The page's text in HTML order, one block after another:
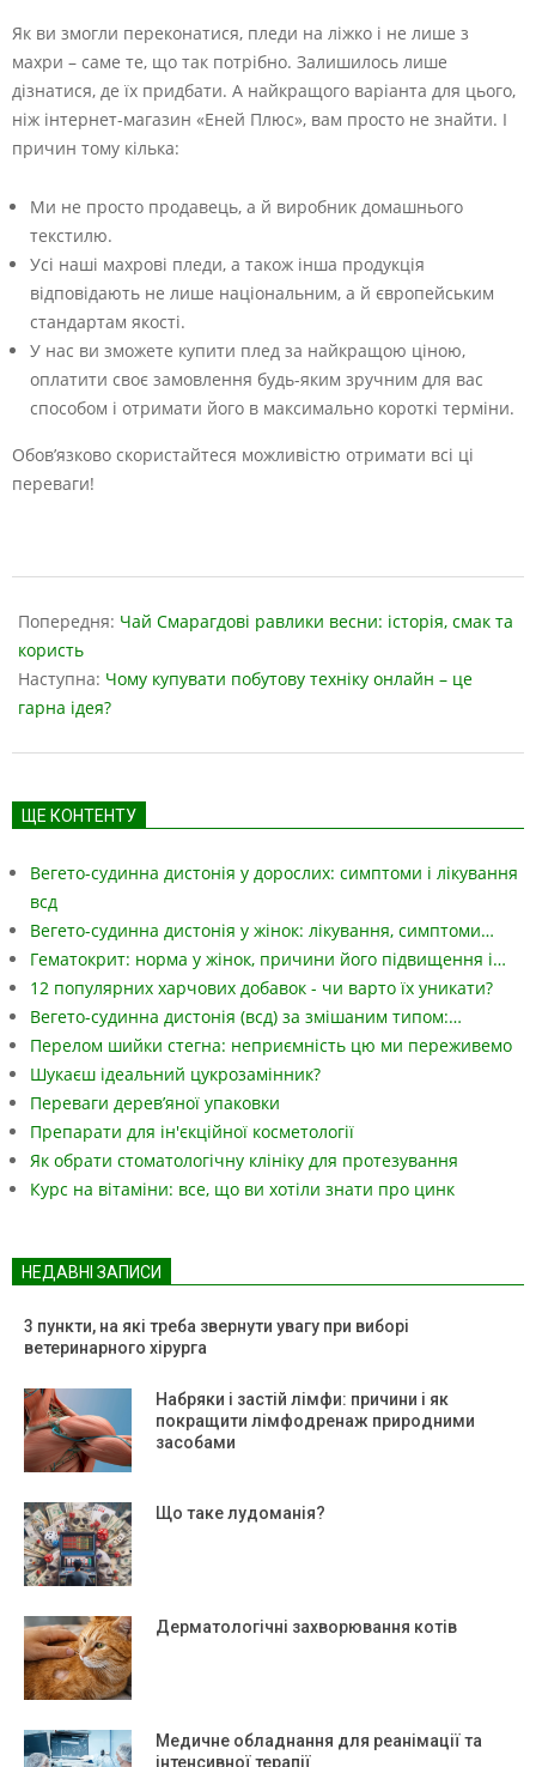
Як ви змогли переконатися, пледи на ліжко і не лише з
махри – саме те, що так потрібно. Залишилось лише
дізнатися, де їх придбати. А найкращого варіанта для цього,
ніж інтернет-магазин «Еней Плюс», вам просто не знайти. І
причин тому кілька:
Ми не просто продавець, а й виробник домашнього
текстилю.
Усі наші махрові пледи, а також інша продукція
відповідають не лише національним, а й європейським
стандартам якості.
У нас ви зможете купити плед за найкращою ціною,
оплатити своє замовлення будь-яким зручним для вас
способом і отримати його в максимально короткі терміни.
Обов’язково скористайтеся можливістю отримати всі ці
переваги!
11-
01
Попередня: Чай Смарагдові равлики весни: історія, смак та
користь
Наступна: Чому купувати побутову техніку онлайн – це
гарна ідея?
ЩЕ КОНТЕНТУ
Вегето-судинна дистонія у дорослих: симптоми і лікування
всд
Вегето-судинна дистонія у жінок: лікування, симптоми…
Гематокрит: норма у жінок, причини його підвищення і…
12 популярних харчових добавок - чи варто їх уникати?
Вегето-судинна дистонія (всд) за змішаним типом:…
Перелом шийки стегна: неприємність цю ми переживемо
Шукаєш ідеальний цукрозамінник?
Переваги дерев’яної упаковки
Препарати для ін'єкційної косметології
Як обрати стоматологічну клініку для протезування
Курс на вітаміни: все, що ви хотіли знати про цинк
НЕДАВНІ ЗАПИСИ
3 пункти, на які треба звернути увагу при виборі
ветеринарного хірурга
Набряки і застій лімфи: причини і як
покращити лімфодренаж природними
засобами
Що таке лудоманія?
Дерматологічні захворювання котів
Медичне обладнання для реанімації та
інтенсивної терапії